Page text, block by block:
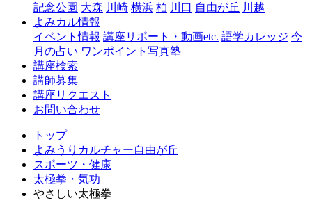
丘
記念公園 大森 川崎 横浜 柏 川口 自由が丘 川越
よみカル情報
イベント情報 講座リポート・動画etc. 語学カレッジ 今
月の占い ワンポイント写真塾
講座検索
講師募集
講座リクエスト
お問い合わせ
トップ
よみうりカルチャー自由が丘
スポーツ・健康
太極拳・気功
やさしい太極拳